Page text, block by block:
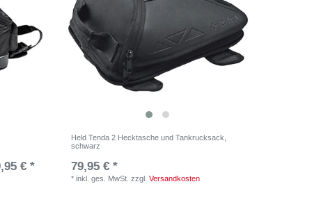
€ *
Held Tenda 2 Hecktasche und Tankrucksack,
schwarz
79,95 € *
*inkl. ges. MwSt. zzgl.Versandkosten